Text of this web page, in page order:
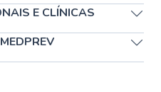
E CLÍNICAS